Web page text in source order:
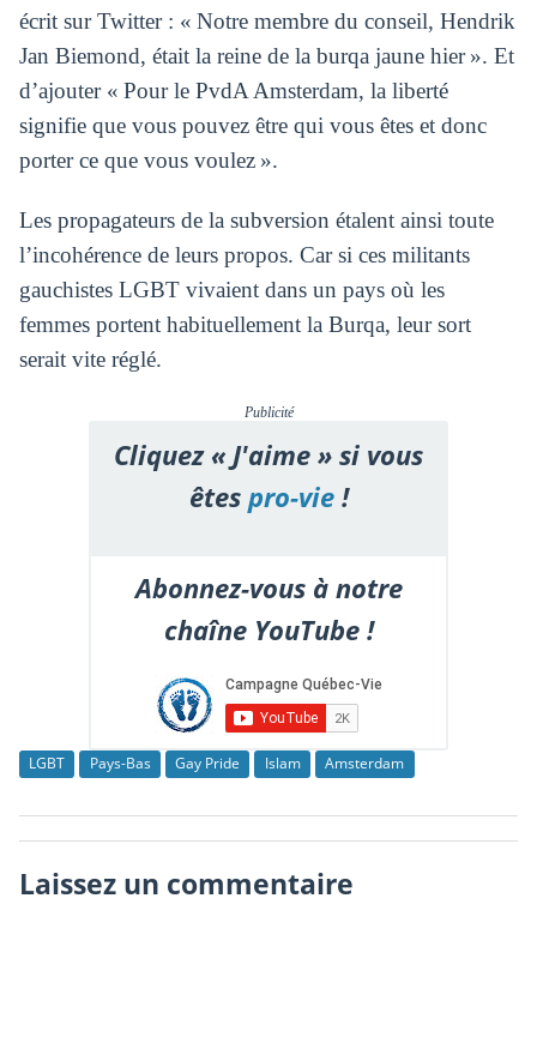
écrit sur Twitter : « Notre membre du conseil, Hendrik
Jan Biemond, était la reine de la burqa jaune hier ». Et
d’ajouter « Pour le PvdA Amsterdam, la liberté
signifie que vous pouvez être qui vous êtes et donc
porter ce que vous voulez ».
Les propagateurs de la subversion étalent ainsi toute
l’incohérence de leurs propos. Car si ces militants
gauchistes LGBT vivaient dans un pays où les
femmes portent habituellement la Burqa, leur sort
serait vite réglé.
Publicité
Cliquez « J'aime » si vous
êtespro-vie!
Abonnez-vous à notre
chaîne YouTube !
LGBT Pays-Bas Gay Pride Islam Amsterdam
Laissez un commentaire